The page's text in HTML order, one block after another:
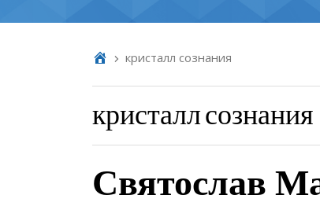
кристалл сознания
кристалл сознания
Святослав